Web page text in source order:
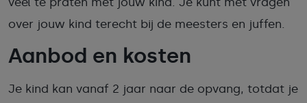
over jouw kind terecht bij de meesters en juffen.
Aanbod en kosten
Je kind kan vanaf 2 jaar naar de opvang, totdat je